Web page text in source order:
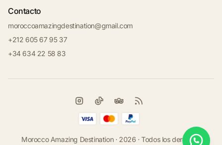
Contacto
moroccoamazingdestination@gmail.com
+212 605 67 95 37
+34 634 22 58 83
Morocco Amazing Destination · 2026 · Todos los derechos